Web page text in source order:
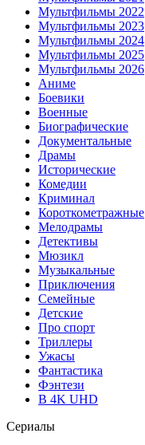
Мультфильмы 2022
Мультфильмы 2023
Мультфильмы 2024
Мультфильмы 2025
Мультфильмы 2026
Аниме
Боевики
Военные
Биографические
Документальные
Драмы
Исторические
Комедии
Криминал
Короткометражные
Мелодрамы
Детективы
Мюзикл
Музыкальные
Приключения
Семейные
Детские
Про спорт
Триллеры
Ужасы
Фантастика
Фэнтези
В 4K UHD
Сериалы